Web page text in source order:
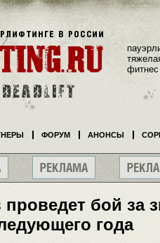
бой за
года
фитнес
ФОРУМ АНОНСЫ